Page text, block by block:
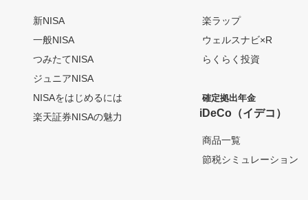
新NISA
一般NISA
つみたてNISA
ジュニアNISA
NISAをはじめるには
楽天証券NISAの魅力
楽ラップ
ウェルスナビ×R
らくらく投資
確定拠出年金
iDeCo（イデコ）
商品一覧
節税シミュレーション